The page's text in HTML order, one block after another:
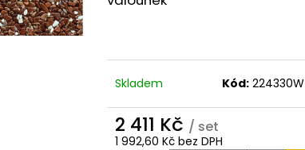
Skladem Kód: 224330W
2 411 Kč / set
1 992,60 Kč bez DPH
KAMENNÝ KOBEREC AQUA 2-4 MM - SET